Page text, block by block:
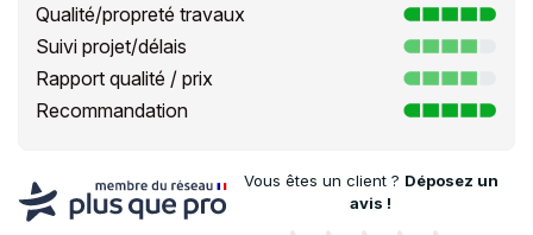
Qualité/propreté travaux
Suivi projet/délais
Rapport qualité / prix
Recommandation
Vous êtes un client ? Déposez un
avis !